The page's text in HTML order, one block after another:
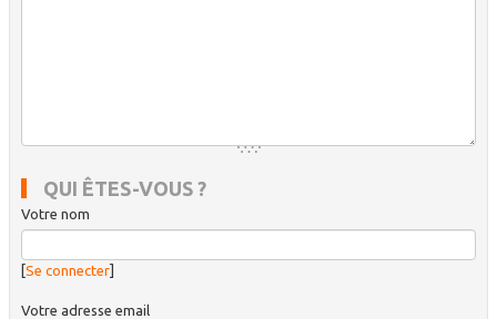
QUI ÊTES-VOUS ?
Votre nom
[Se connecter]
Votre adresse email